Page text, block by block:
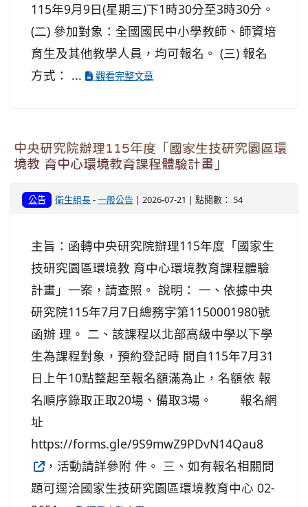
115年9月9日(星期三)下1時30分至3時30分。
(二) 參加對象：全國國民中小學教師、師資培
育生及其他教學人員，均可報名。 (三) 報名
方式： ...
觀看完整文章
中央研究院辦理115年度「國家生技研究園區環
境教 育中心環境教育課程體驗計畫」
公告 衛生組長-一般公告 | 2026-07-21 | 點閱數： 54
主旨：函轉中央研究院辦理115年度「國家生
技研究園區環境教 育中心環境教育課程體驗
計畫」一案，請查照。 說明： 一、依據中央
研究院115年7月7日總務字第1150001980號
函辦 理。 二、該課程以北部高級中學以下學
生為課程對象，預約登記時 間自115年7月31
日上午10點整起至報名額滿為止，名額依 報
名順序錄取正取20場、備取3場。 報名網
址
https://forms.gle/9S9mwZ9PDvN14Qau8
，活動請詳參附 件。 三、如有報名相關問
題可逕洽國家生技研究園區環境教育中心 02-